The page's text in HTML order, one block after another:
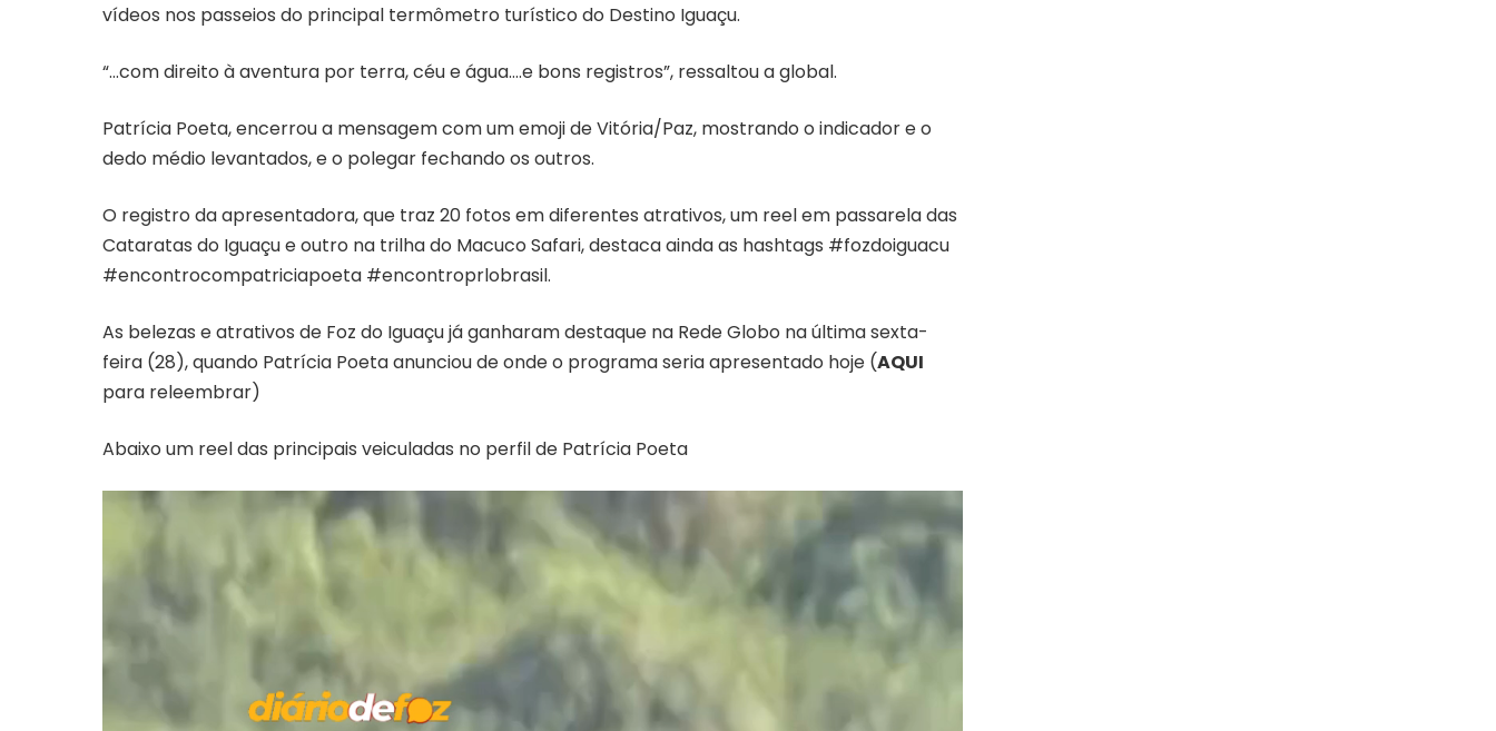
vídeos nos passeios do principal termômetro turístico do Destino Iguaçu.
“…com direito à aventura por terra, céu e água….e bons registros”, ressaltou a global.
Patrícia Poeta, encerrou a mensagem com um emoji de Vitória/Paz, mostrando o indicador e o
dedo médio levantados, e o polegar fechando os outros.
O registro da apresentadora, que traz 20 fotos em diferentes atrativos, um reel em passarela das
Cataratas do Iguaçu e outro na trilha do Macuco Safari, destaca ainda as hashtags #fozdoiguacu
#encontrocompatriciapoeta #encontroprlobrasil.
As belezas e atrativos de Foz do Iguaçu já ganharam destaque na Rede Globo na última sexta-
feira (28), quando Patrícia Poeta anunciou de onde o programa seria apresentado hoje (AQUI
para releembrar)
Abaixo um reel das principais veiculadas no perfil de Patrícia Poeta